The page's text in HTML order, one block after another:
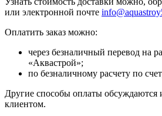
или электронной почте
Оплатить заказ можно:
через безналичный перевод на
«Аквастрой»;
по безналичному расчету по
Другие способы оплаты обсуждаются
клиентом.